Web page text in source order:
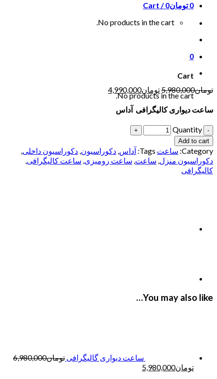
Cart /
تومان0
0
No products in the cart.
0
Cart
No products in the cart.
تومان5,980,000تومان4,990,000
ساعت دیواری کالیگرافی آداس
Quantity
Add to cart
Category: ساعت Tags: آداس, دکوراسیون, دکوراسیون داخلی,
دکوراسیون منزل, ساعت, ساعت رومیزی, ساعت کالیگرافی,
کالیگرافی
You may also like…
ساعت دیواری گالیگرافی تومان6,980,000
تومان5,980,000